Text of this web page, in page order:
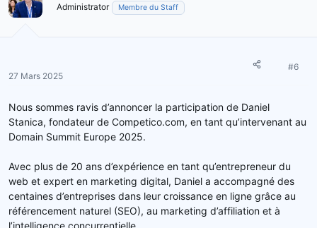
Administrator Membre du Staff
27 Mars 2025
#6
Nous sommes ravis d’annoncer la participation de Daniel
Stanica, fondateur de Competico.com, en tant qu’intervenant au
Domain Summit Europe 2025.
Avec plus de 20 ans d’expérience en tant qu’entrepreneur du
web et expert en marketing digital, Daniel a accompagné des
centaines d’entreprises dans leur croissance en ligne grâce au
référencement naturel (SEO), au marketing d’affiliation et à
l’intelligence concurrentielle.